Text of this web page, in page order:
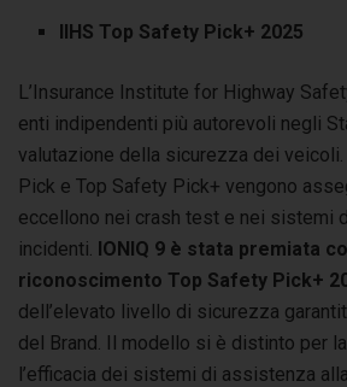
IIHS Top Safety Pick+ 2025
L’Insurance Institute for Highway
enti indipendenti più autorevoli negli
valutazione della sicurezza dei
Pick e Top Safety Pick+ vengono
eccellono nei crash test e nei sistemi
incidenti. IONIQ 9 è stata premiata
riconoscimento Top Safety Pick+
dell’elevato livello di sicurezza
del Brand. Il modello si è distinto per
l’efficacia dei sistemi di assistenza